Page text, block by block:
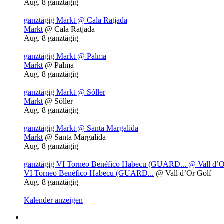
Aug. 8 ganztägig
ganztägig Markt @ Cala Ratjada
Markt @ Cala Ratjada
Aug. 8 ganztägig
ganztägig Markt @ Palma
Markt @ Palma
Aug. 8 ganztägig
ganztägig Markt @ Sóller
Markt @ Sóller
Aug. 8 ganztägig
ganztägig Markt @ Santa Margalida
Markt @ Santa Margalida
Aug. 8 ganztägig
ganztägig VI Torneo Benéfico Habecu (GUARD... @ Vall
VI Torneo Benéfico Habecu (GUARD... @ Vall d’Or Golf
Aug. 8 ganztägig
Kalender anzeigen